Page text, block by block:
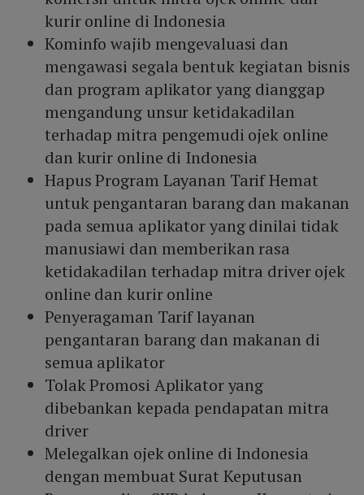
kurir online di Indonesia
Kominfo wajib mengevaluasi dan
mengawasi segala bentuk kegiatan bisnis
dan program aplikator yang dianggap
mengandung unsur ketidakadilan
terhadap mitra pengemudi ojek online
dan kurir online di Indonesia
Hapus Program Layanan Tarif Hemat
untuk pengantaran barang dan makanan
pada semua aplikator yang dinilai tidak
manusiawi dan memberikan rasa
ketidakadilan terhadap mitra driver ojek
online dan kurir online
Penyeragaman Tarif layanan
pengantaran barang dan makanan di
semua aplikator
Tolak Promosi Aplikator yang
dibebankan kepada pendapatan mitra
driver
Melegalkan ojek online di Indonesia
dengan membuat Surat Keputusan